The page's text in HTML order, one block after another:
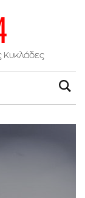
Κυκλάδες